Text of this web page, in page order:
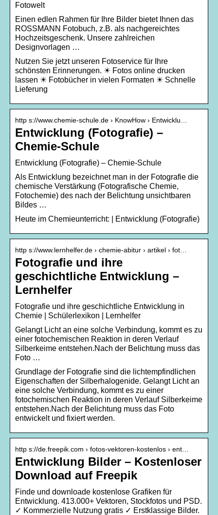
Fotowelt
Einen edlen Rahmen für Ihre Bilder bietet Ihnen das
ROSSMANN Fotobuch, z.B. als nachgereichtes
Hochzeitsgeschenk. Unsere zahlreichen
Designvorlagen …
Nutzen Sie jetzt unseren Fotoservice für Ihre
schönsten Erinnerungen. ☀ Fotos online drucken
lassen ☀ Fotobücher in vielen Formaten ☀ Schnelle
Lieferung
http s://www.chemie-schule.de › KnowHow › Entwicklu…
Entwicklung (Fotografie) –
Chemie-Schule
Entwicklung (Fotografie) – Chemie-Schule
Als Entwicklung bezeichnet man in der Fotografie die
chemische Verstärkung (Fotografische Chemie,
Fotochemie) des nach der Belichtung unsichtbaren
Bildes …
Heute im Chemieunterricht: | Entwicklung (Fotografie)
http s://www.lernhelfer.de › chemie-abitur › artikel › fot…
Fotografie und ihre
geschichtliche Entwicklung –
Lernhelfer
Fotografie und ihre geschichtliche Entwicklung in
Chemie | Schülerlexikon | Lernhelfer
Gelangt Licht an eine solche Verbindung, kommt es zu
einer fotochemischen Reaktion in deren Verlauf
Silberkeime entstehen.Nach der Belichtung muss das
Foto …
Grundlage der Fotografie sind die lichtempfindlichen
Eigenschaften der Silberhalogenide. Gelangt Licht an
eine solche Verbindung, kommt es zu einer
fotochemischen Reaktion in deren Verlauf Silberkeime
entstehen.Nach der Belichtung muss das Foto
entwickelt und fixiert werden.
http s://de.freepik.com › fotos-vektoren-kostenlos › ent…
Entwicklung Bilder – Kostenloser
Download auf Freepik
Finde und downloade kostenlose Grafiken für
Entwicklung. 413.000+ Vektoren, Stockfotos und PSD.
✓ Kommerzielle Nutzung gratis ✓ Erstklassige Bilder.